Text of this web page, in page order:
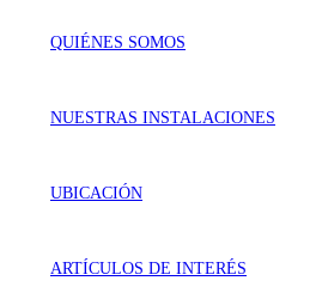
QUIÉNES SOMOS
NUESTRAS INSTALACIONES
UBICACIÓN
ARTÍCULOS DE INTERÉS